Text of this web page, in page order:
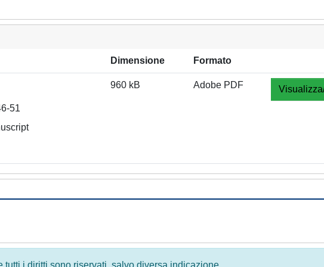
Dimensione Formato
51
960 kB Adobe PDF
tutti i diritti sono riservati, salvo diversa indicazione.